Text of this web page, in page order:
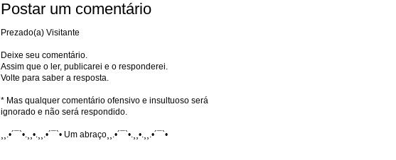
Postar um comentário
Prezado(a) Visitante
Deixe seu comentário.
Assim que o ler, publicarei e o responderei.
Volte para saber a resposta.
* Mas qualquer comentário ofensivo e insultuoso será
ignorado e não será respondido.
¸¸.•´¯`•.¸¸•.¸¸.•´¯`• Um abraço¸¸.•´¯`•.¸¸•.¸¸.•´¯`•